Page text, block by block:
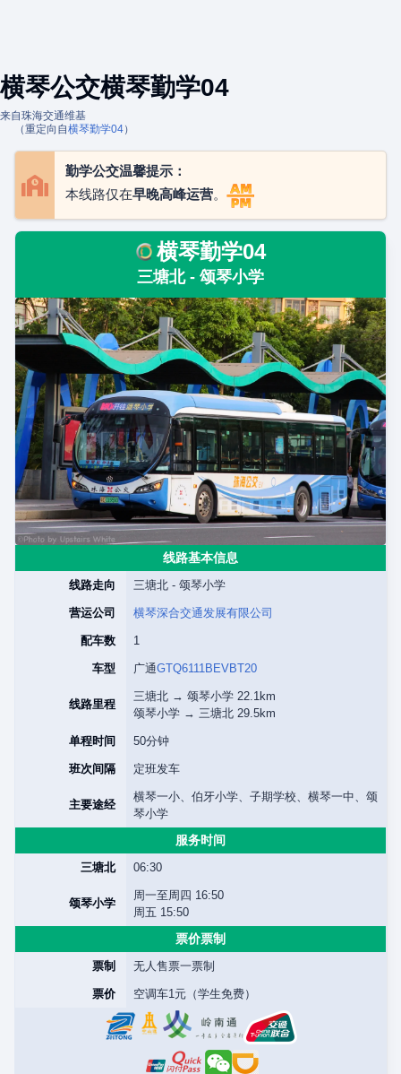
横琴公交横琴勤学04
来自珠海交通维基
（重定向自横琴勤学04）
勤学公交温馨提示：
本线路仅在早晚高峰运营。
横琴勤学04
三塘北 - 颂琴小学
线路基本信息
线路走向 三塘北 - 颂琴小学
营运公司 横琴深合交通发展有限公司
配车数 1
车型 广通GTQ6111BEVBT20
线路里程
三塘北 → 颂琴小学 22.1km
颂琴小学 → 三塘北 29.5km
单程时间 50分钟
班次间隔 定班发车
主要途经
横琴一小、伯牙小学、子期学校、横琴一中、颂
琴小学
服务时间
三塘北 06:30
颂琴小学
周一至周四 16:50
周五 15:50
票价票制
票制 无人售票一票制
票价 空调车1元（学生免费）